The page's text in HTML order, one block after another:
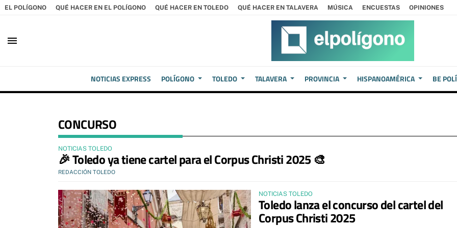
EL POLÍGONO QUÉ HACER EN EL POLÍGONO QUÉ HACER EN TOLEDO QUÉ HACER EN TALAVERA MÚSICA ENCUESTAS OPINIONES
menu
NOTICIAS EXPRESS POLÍGONO TOLEDO TALAVERA PROVINCIA HISPANOAMÉRICA BE
CONCURSO
NOTICIAS TOLEDO
🎉 Toledo ya tiene cartel para el Corpus Christi 2025 🎨
REDACCIÓN TOLEDO
NOTICIAS TOLEDO
Toledo lanza el concurso del cartel del
Corpus Christi 2025